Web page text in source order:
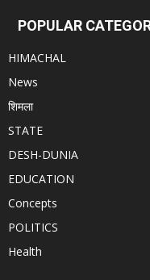
POPULAR
HIMACHAL
News
शिमला
STATE
DESH-DUNIA
EDUCATION
Concepts
POLITICS
Health